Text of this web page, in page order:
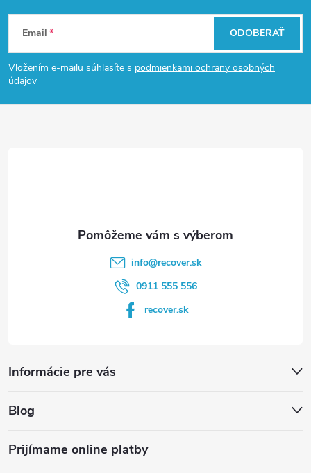
Z
á
p
Email
Vložením e-mailu súhlasíte s podmienkami ochrany osobných
údajov
ODOBERAŤ
info@recover.sk
0911 555 556
recover.sk
Informácie pre vás
Blog
Prijímame online platby